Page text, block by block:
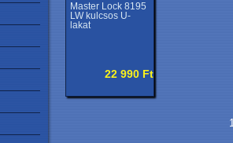
Master Lock 8195
LW kulcsos U-
lakat
22 990 Ft